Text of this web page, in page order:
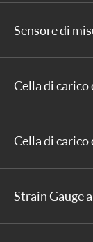
Sensore di
Cella di
Cella di
Strain Gauge